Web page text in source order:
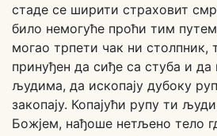
стаде се ширити страховит
било немогуће проћи тим
могао трпети чак ни столпник,
принуђен да сиђе са стуба и
људима, да ископају дубоку
закопају. Копајући рупу ти
Божјем, нађоше нетљено тело